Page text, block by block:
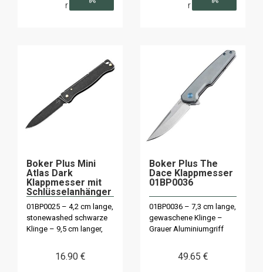
r
r
Boker Plus Mini
Atlas Dark
Klappmesser mit
Schlüsselanhänger
01BP0025 – 4,2 cm lange,
stonewashed schwarze
Klinge – 9,5 cm langer,
16.90 €
Boker Plus The
Dace Klappmesser
01BP0036
01BP0036 – 7,3 cm lange,
gewaschene Klinge –
Grauer Aluminiumgriff
49.65 €